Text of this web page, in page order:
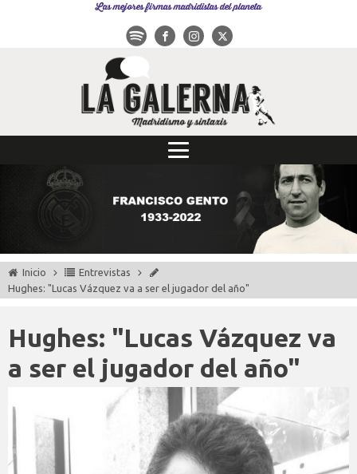
Las mejores firmas madridistas del planeta
Inicio
Entrevistas
Hughes: "Lucas Vázquez va a ser el jugador del año"
Hughes: "Lucas Vázquez va
a ser el jugador del año"